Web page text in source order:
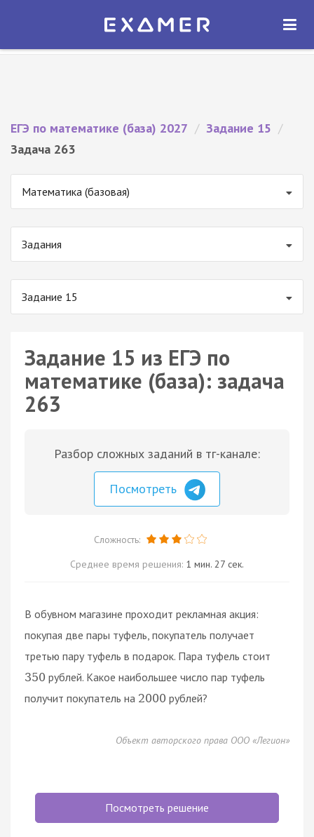
Экзамер — ЕГЭ 2027
ОТКРЫТЬ
ЕГЭ по математике (база) 2027 / Задание 15 /
Задача 263
Математика (базовая)
Задания
Задание 15
Задание 15 из ЕГЭ по
математике (база): задача
263
Разбор сложных заданий в тг-канале:
Посмотреть
Сложность:
Среднее время решения: 1 мин. 27 сек.
В обувном магазине проходит рекламная акция:
покупая две пары туфель, покупатель получает
третью пару туфель в подарок. Пара туфель стоит
350 рублей. Какое наибольшее число пар туфель
получит покупатель на 2000 рублей?
Объект авторского права ООО «Легион»
Посмотреть решение